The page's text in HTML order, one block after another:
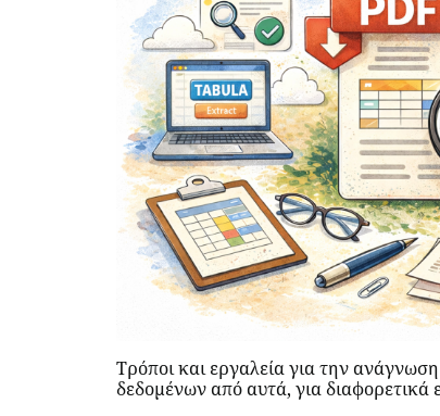
Τρόποι και εργαλεία για την
δεδομένων από αυτά, για διαφορετικά